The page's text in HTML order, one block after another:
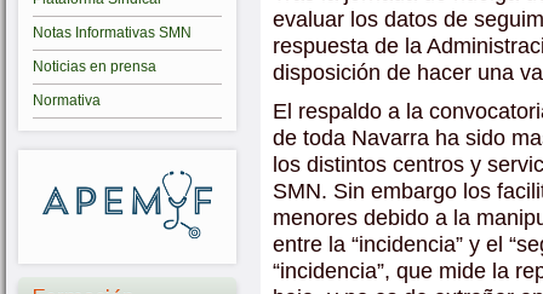
Notas Informativas SMN
Noticias en prensa
Normativa
evaluar los datos de
respuesta de la
disposición de hacer una
El respaldo a la
de toda Navarra ha sido
los distintos centros y
SMN. Sin embargo los
menores debido a la
entre la “incidencia” y el
“incidencia”, que mide la